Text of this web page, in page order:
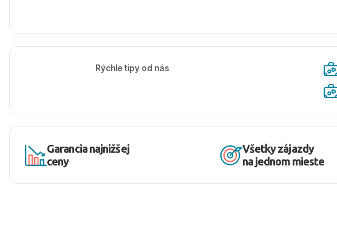
Rýchle tipy od nás
Garancia najnižšej
ceny
Všetky zájazdy
na jednom mieste